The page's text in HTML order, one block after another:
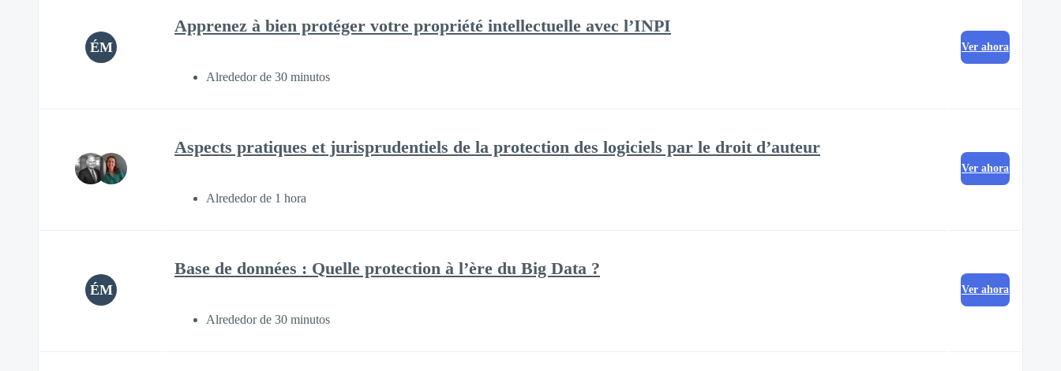
ÉM
Apprenez à bien protéger votre propriété intellectuelle avec l’INPI
Alrededor de 30 minutos
Ver ahora
Aspects pratiques et jurisprudentiels de la protection des logiciels par le droit d’auteur
Alrededor de 1 hora
Ver ahora
ÉM
Base de données : Quelle protection à l’ère du Big Data ?
Alrededor de 30 minutos
Ver ahora